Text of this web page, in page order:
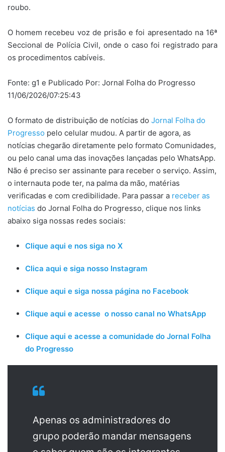
roubo.
O homem recebeu voz de prisão e foi apresentado na 16ª
Seccional de Polícia Civil, onde o caso foi registrado para
os procedimentos cabíveis.
Fonte: g1 e Publicado Por: Jornal Folha do Progresso
11/06/2026/07:25:43
O formato de distribuição de notícias do Jornal Folha do
Progresso pelo celular mudou. A partir de agora, as
notícias chegarão diretamente pelo formato Comunidades,
ou pelo canal uma das inovações lançadas pelo WhatsApp.
Não é preciso ser assinante para receber o serviço. Assim,
o internauta pode ter, na palma da mão, matérias
verificadas e com credibilidade. Para passar a receber as
notícias do Jornal Folha do Progresso, clique nos links
abaixo siga nossas redes sociais:
Clique aqui e nos siga no X
Clica aqui e siga nosso Instagram
Clique aqui e siga nossa página no Facebook
Clique aqui e acesse o nosso canal no WhatsApp
Clique aqui e acesse a comunidade do Jornal Folha
do Progresso
Apenas os administradores do
grupo poderão mandar mensagens